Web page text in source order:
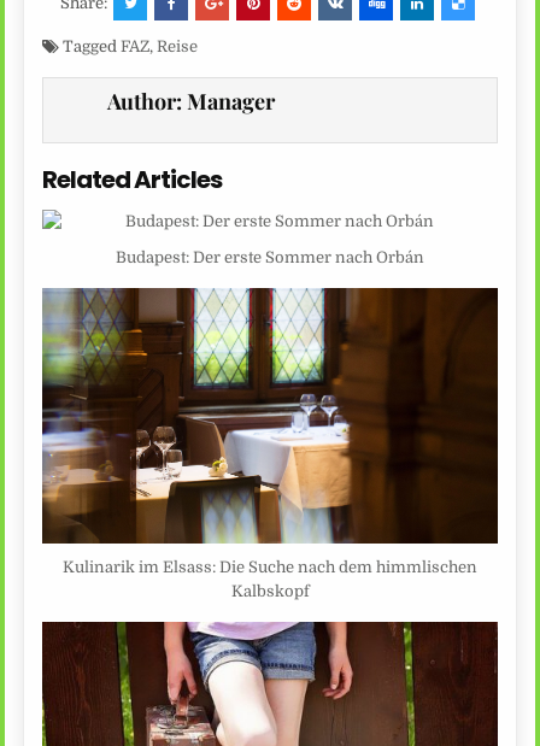
TaggedFAZ, Reise
Author:Manager
Related Articles
Budapest: Der erste Sommer nach Orbán
Kulinarik im Elsass: Die Suche nach dem himmlischen
Kalbskopf